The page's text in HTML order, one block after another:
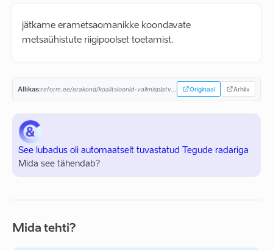
jätkame erametsaomanikke koondavate
metsaühistute riigipoolset toetamist.
Allikas: Originaal Arhiiv
See lubadus oli automaatselt tuvastatud Tegude radariga
Mida see tähendab?
Mida tehti?